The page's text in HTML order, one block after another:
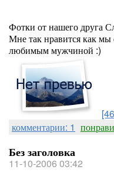
Фотки от нашего друга
Мне так нравится как
любимым мужчиной :)
комментарии: 1
Без заголовка
11-10-2006 03:42